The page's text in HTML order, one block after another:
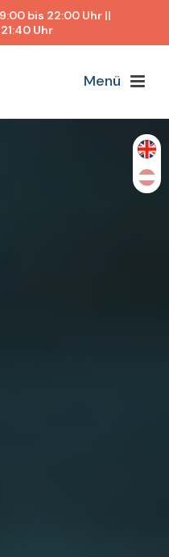
bis 22:00 Uhr ||
Uhr